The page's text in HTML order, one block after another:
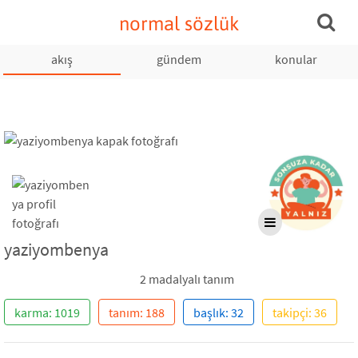
normal sözlük
akış gündem konular
yaziyombenya
2 madalyalı tanım
karma: 1019 tanım: 188 başlık: 32 takipçi: 36